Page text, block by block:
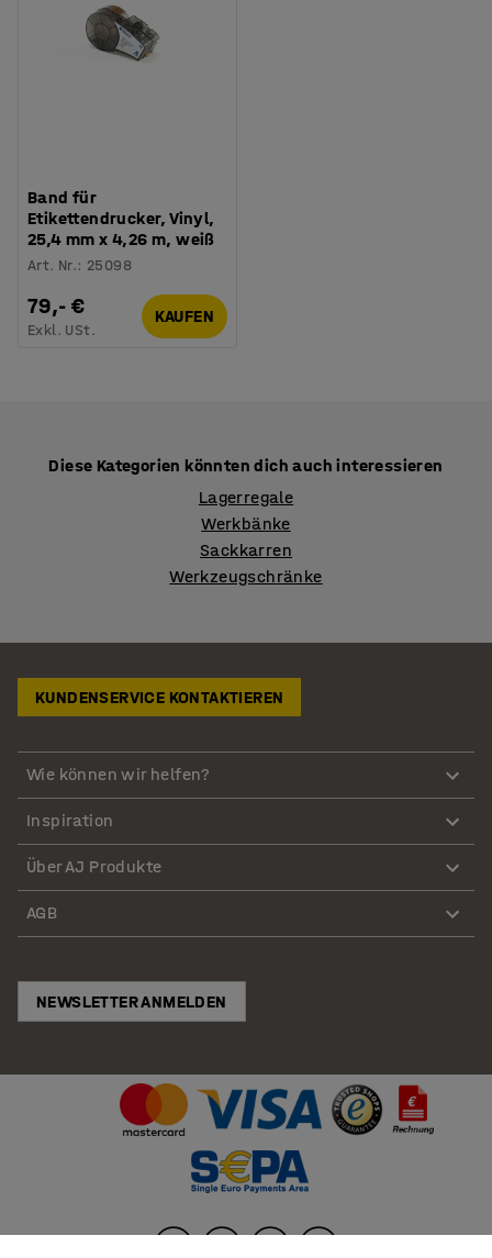
Band für
Etikettendrucker, Vinyl,
25,4 mm x 4,26 m, weiß
Art. Nr.: 25098
79,- €
Exkl. USt.
KAUFEN
Diese Kategorien könnten dich auch interessieren
Lagerregale
Werkbänke
Sackkarren
Werkzeugschränke
KUNDENSERVICE KONTAKTIEREN
Wie können wir helfen?
Inspiration
Über AJ Produkte
AGB
NEWSLETTER ANMELDEN